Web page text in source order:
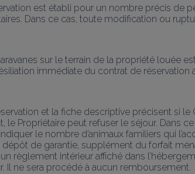
est établi pour un nombre précis de
Dans ce cas, toute modification ou
sur le terrain de la propriété louée
immédiate du contrat de
et la fiche descriptive précisent si
Propriétaire peut refuser le séjour. Dans
le nombre d’animaux familiers qui
de garantie, supplément du forfait
règlement intérieur affiché dans
ne sera procédé à aucun remboursement.